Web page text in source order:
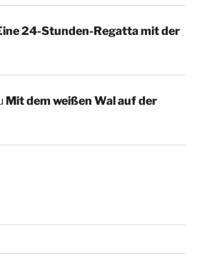
24-Stunden-Regatta mit der
Mit dem weißen Wal auf der